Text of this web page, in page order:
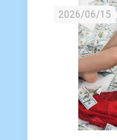
2026/06/15